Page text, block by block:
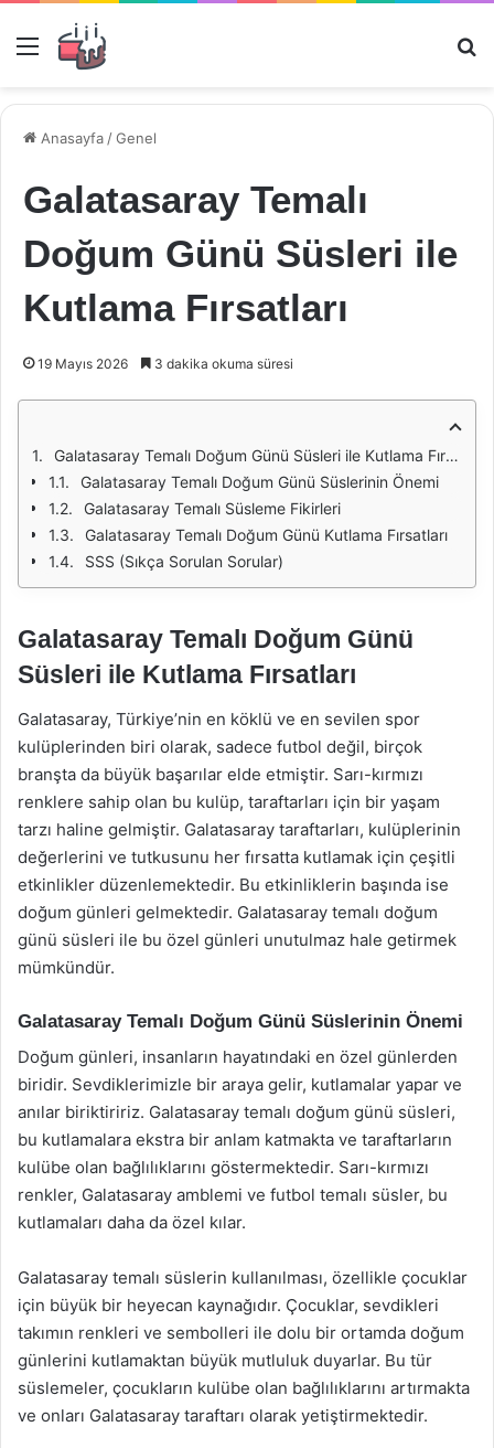
Menü
Anasayfa /Genel
Galatasaray Temalı
Doğum Günü Süsleri ile
Kutlama Fırsatları
19 Mayıs 2026 3 dakika okuma süresi
Galatasaray Temalı Doğum Günü Süsleri ile Kutlama Fırsatları
Galatasaray Temalı Doğum Günü Süslerinin Önemi
Galatasaray Temalı Süsleme Fikirleri
Galatasaray Temalı Doğum Günü Kutlama Fırsatları
SSS (Sıkça Sorulan Sorular)
Galatasaray Temalı Doğum Günü
Süsleri ile Kutlama Fırsatları
Galatasaray, Türkiye’nin en köklü ve en sevilen spor
kulüplerinden biri olarak, sadece futbol değil, birçok
branşta da büyük başarılar elde etmiştir. Sarı-kırmızı
renklere sahip olan bu kulüp, taraftarları için bir yaşam
tarzı haline gelmiştir. Galatasaray taraftarları, kulüplerinin
değerlerini ve tutkusunu her fırsatta kutlamak için çeşitli
etkinlikler düzenlemektedir. Bu etkinliklerin başında ise
doğum günleri gelmektedir. Galatasaray temalı doğum
günü süsleri ile bu özel günleri unutulmaz hale getirmek
mümkündür.
Galatasaray Temalı Doğum Günü Süslerinin Önemi
Doğum günleri, insanların hayatındaki en özel günlerden
biridir. Sevdiklerimizle bir araya gelir, kutlamalar yapar ve
anılar biriktiririz. Galatasaray temalı doğum günü süsleri,
bu kutlamalara ekstra bir anlam katmakta ve taraftarların
kulübe olan bağlılıklarını göstermektedir. Sarı-kırmızı
renkler, Galatasaray amblemi ve futbol temalı süsler, bu
kutlamaları daha da özel kılar.
Galatasaray temalı süslerin kullanılması, özellikle çocuklar
için büyük bir heyecan kaynağıdır. Çocuklar, sevdikleri
takımın renkleri ve sembolleri ile dolu bir ortamda doğum
günlerini kutlamaktan büyük mutluluk duyarlar. Bu tür
süslemeler, çocukların kulübe olan bağlılıklarını artırmakta
ve onları Galatasaray taraftarı olarak yetiştirmektedir.